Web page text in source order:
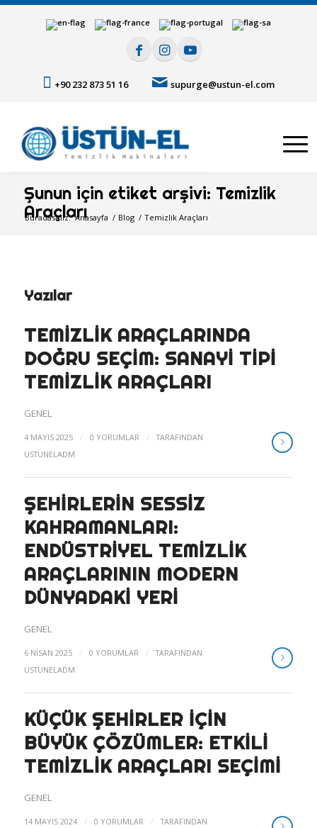
+90 232 873 51 16 supurge@ustun-el.com
Şunun için etiket arşivi: Temizlik
Araçları
Buradasınız: Anasayfa / Blog / Temizlik Araçları
Yazılar
TEMIZLIK ARAÇLARINDA
DOĞRU SEÇIM: SANAYI TIPI
TEMIZLIK ARAÇLARI
GENEL
4 MAYIS 2025 / 0 YORUMLAR /
TARAFINDAN
USTUNELADM
ŞEHIRLERIN SESSIZ
KAHRAMANLARI:
ENDÜSTRIYEL TEMIZLIK
ARAÇLARININ MODERN
DÜNYADAKI YERI
GENEL
6 NISAN 2025 / 0 YORUMLAR /
TARAFINDAN
USTUNELADM
KÜÇÜK ŞEHIRLER IÇIN
BÜYÜK ÇÖZÜMLER: ETKILI
TEMIZLIK ARAÇLARI SEÇIMI
GENEL
14 MAYIS 2024 / 0 YORUMLAR /
TARAFINDAN